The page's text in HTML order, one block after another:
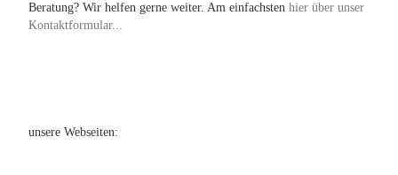
Beratung? Wir helfen gerne weiter. Am einfachsten hier über unser
Kontaktformular...
unsere Webseiten: